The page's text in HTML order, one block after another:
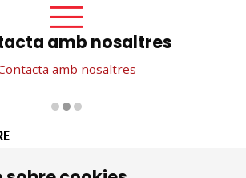
amb nosaltres
amb nosaltres